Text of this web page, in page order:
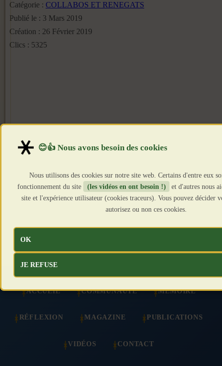
Catégorie : COLLABOS ET RENEGATS
Publié le : 3 Mars 2019
Création : 26 Février 2019
Clics : 5325
ACCUEIL COMMUNAUTÉ MÉMOIRE
RÉFLEXION MAGAZINE PUBLICATIONS
VIDÉOS CONTACT
Nous utilisons des cookies sur notre site web. Certains d'entre eux
fonctionnement du site
(les vidéos en ont besoin !)
et d'autres nous
site et l'expérience utilisateur (cookies traceurs). Vous pouvez décider
autorisez ou non ces cookies.
OK
JE REFUSE